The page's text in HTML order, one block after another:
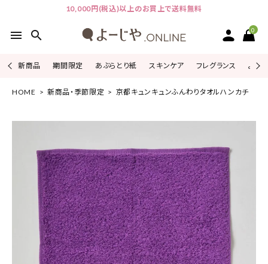
10,000円(税込)以上のお買上で送料無料
menu search 0
新商品 期間限定 あぶらとり紙 スキンケア フレグランス よじ
ACCOUNT MENU
ピックアップ
カテゴリーから探す
シリーズから探す
よーじやについて
HOME 新商品・季節限定 京都キュンキュンふんわりタオルハンカチ